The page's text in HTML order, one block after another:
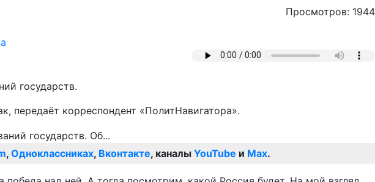
Просмотров: 1944
государств.
корреспондент «ПолитНавигатора».
, Одноклассниках, Вконтакте, каналы YouTube и Max.